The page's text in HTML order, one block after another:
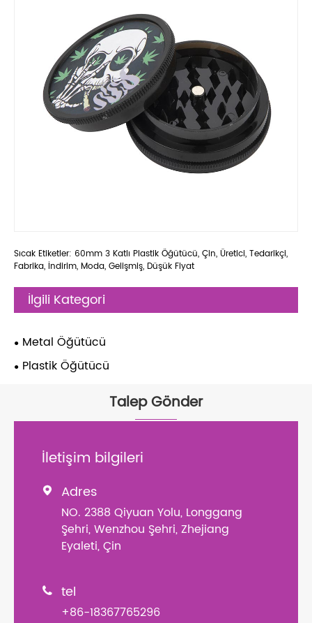
Sıcak Etiketler: 60mm 3 Katlı Plastik Öğütücü, Çin, Üretici, Tedarikçi,
Fabrika, İndirim, Moda, Gelişmiş, Düşük Fiyat
İlgili Kategori
Metal Öğütücü
Plastik Öğütücü
Talep Gönder
İletişim bilgileri
 Adres
NO. 2388 Qiyuan Yolu, Longgang
Şehri, Wenzhou Şehri, Zhejiang
Eyaleti, Çin
 tel
+86-18367765296